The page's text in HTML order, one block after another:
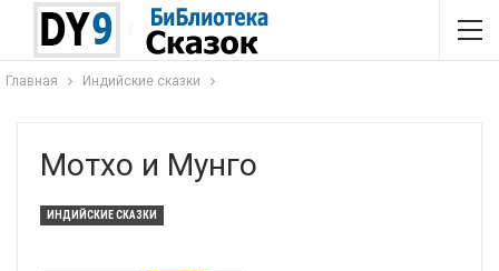
Главная Индийские сказки
Мотхо и Мунго
ИНДИЙСКИЕ СКАЗКИ